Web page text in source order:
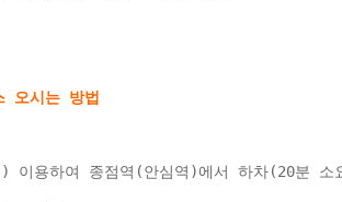
이용하여 종점역(안심역)에서 하차(20분